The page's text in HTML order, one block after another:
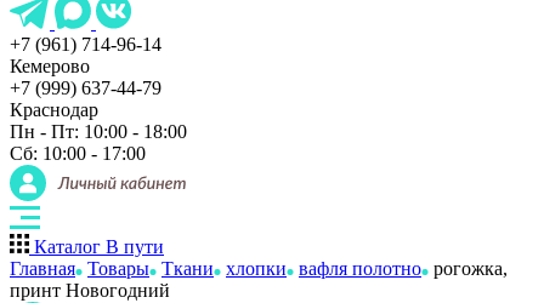
+7 (961) 714-96-14
Кемерово
+7 (999) 637-44-79
Краснодар
Пн - Пт: 10:00 - 18:00
Сб: 10:00 - 17:00
Каталог В пути
Главная Товары Ткани хлопки вафля полотно рогожка,
принт Новогодний